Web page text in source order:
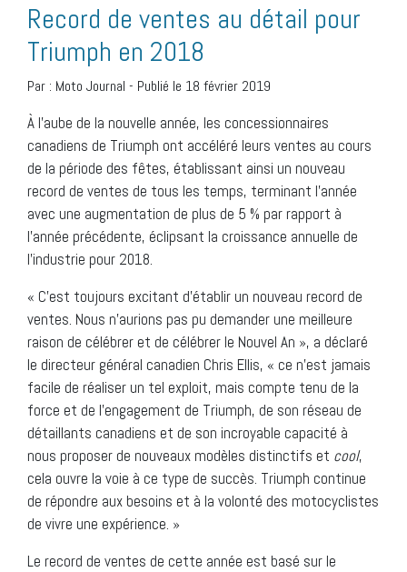
Record de ventes au détail pour
Triumph en 2018
Par : Moto Journal - Publié le 18 février 2019
À l’aube de la nouvelle année, les concessionnaires
canadiens de Triumph ont accéléré leurs ventes au cours
de la période des fêtes, établissant ainsi un nouveau
record de ventes de tous les temps, terminant l’année
avec une augmentation de plus de 5 % par rapport à
l’année précédente, éclipsant la croissance annuelle de
l’industrie pour 2018.
« C’est toujours excitant d’établir un nouveau record de
ventes. Nous n’aurions pas pu demander une meilleure
raison de célébrer et de célébrer le Nouvel An », a déclaré
le directeur général canadien Chris Ellis, « ce n’est jamais
facile de réaliser un tel exploit, mais compte tenu de la
force et de l’engagement de Triumph, de son réseau de
détaillants canadiens et de son incroyable capacité à
nous proposer de nouveaux modèles distinctifs et cool,
cela ouvre la voie à ce type de succès. Triumph continue
de répondre aux besoins et à la volonté des motocyclistes
de vivre une expérience. »
Le record de ventes de cette année est basé sur le